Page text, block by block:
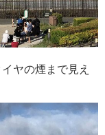
ヤの煙まで見え